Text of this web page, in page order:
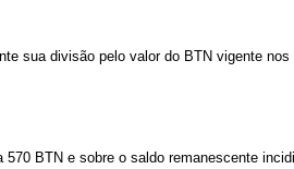
sua divisão pelo valor do BTN vigente
BTN e sobre o saldo remanescente